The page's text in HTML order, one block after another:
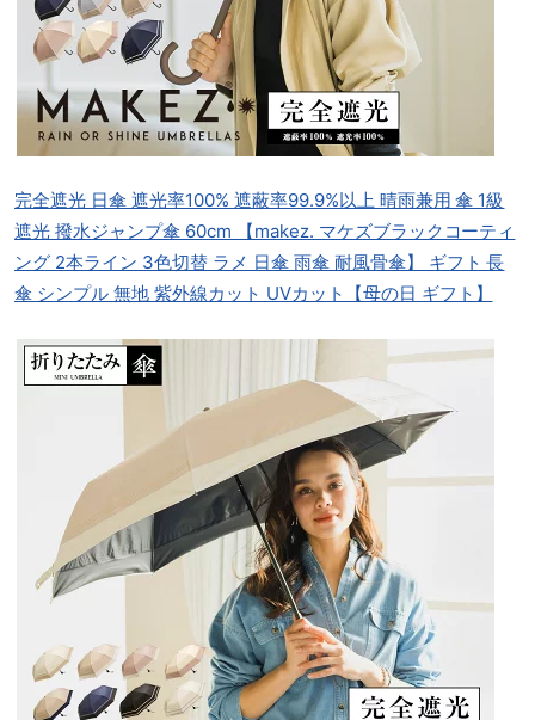
完全遮光 日傘 遮光率100% 遮蔽率99.9%以上 晴雨兼用 傘 1級
遮光 撥水ジャンプ傘 60cm 【makez. マケズブラックコーティ
ング 2本ライン 3色切替 ラメ 日傘 雨傘 耐風骨傘】 ギフト 長
傘 シンプル 無地 紫外線カット UVカット【母の日 ギフト】